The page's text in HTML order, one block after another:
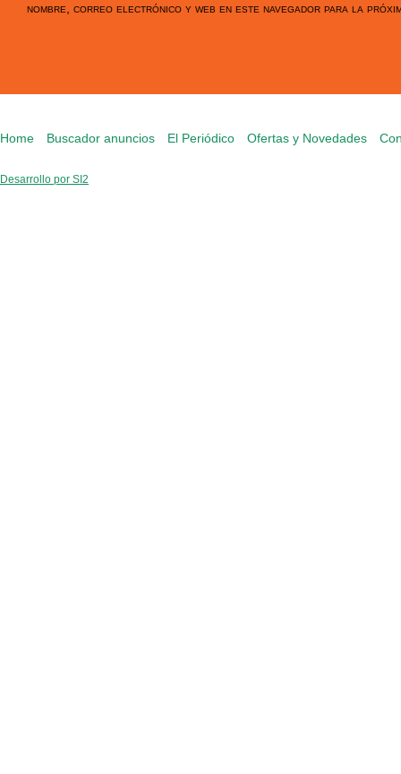
nombre, correo electrónico y web en este navegador para la
Home Buscador anuncios El Periódico Ofertas y Novedades
Desarrollo por SI2